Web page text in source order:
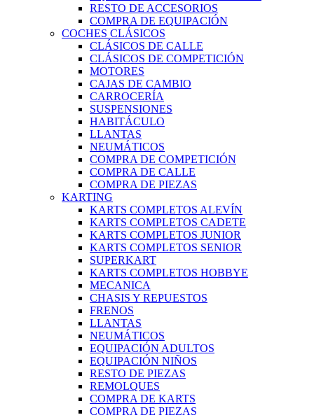
RESTO DE ACCESORIOS
COMPRA DE EQUIPACIÓN
COCHES CLÁSICOS
CLÁSICOS DE CALLE
CLÁSICOS DE COMPETICIÓN
MOTORES
CAJAS DE CAMBIO
CARROCERÍA
SUSPENSIONES
HABITÁCULO
LLANTAS
NEUMÁTICOS
COMPRA DE COMPETICIÓN
COMPRA DE CALLE
COMPRA DE PIEZAS
KARTING
KARTS COMPLETOS ALEVÍN
KARTS COMPLETOS CADETE
KARTS COMPLETOS JUNIOR
KARTS COMPLETOS SENIOR
SUPERKART
KARTS COMPLETOS HOBBYE
MECANICA
CHASIS Y REPUESTOS
FRENOS
LLANTAS
NEUMÁTICOS
EQUIPACIÓN ADULTOS
EQUIPACIÓN NIÑOS
RESTO DE PIEZAS
REMOLQUES
COMPRA DE KARTS
COMPRA DE PIEZAS